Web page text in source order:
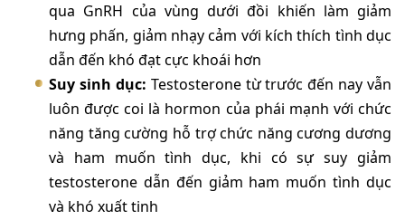
qua GnRH của vùng dưới đồi khiến làm giảm
hưng phấn, giảm nhạy cảm với kích thích tình dục
dẫn đến khó đạt cực khoái hơn
Suy sinh dục: Testosterone từ trước đến nay vẫn
luôn được coi là hormon của phái mạnh với chức
năng tăng cường hỗ trợ chức năng cương dương
và ham muốn tình dục, khi có sự suy giảm
testosterone dẫn đến giảm ham muốn tình dục
và khó xuất tinh